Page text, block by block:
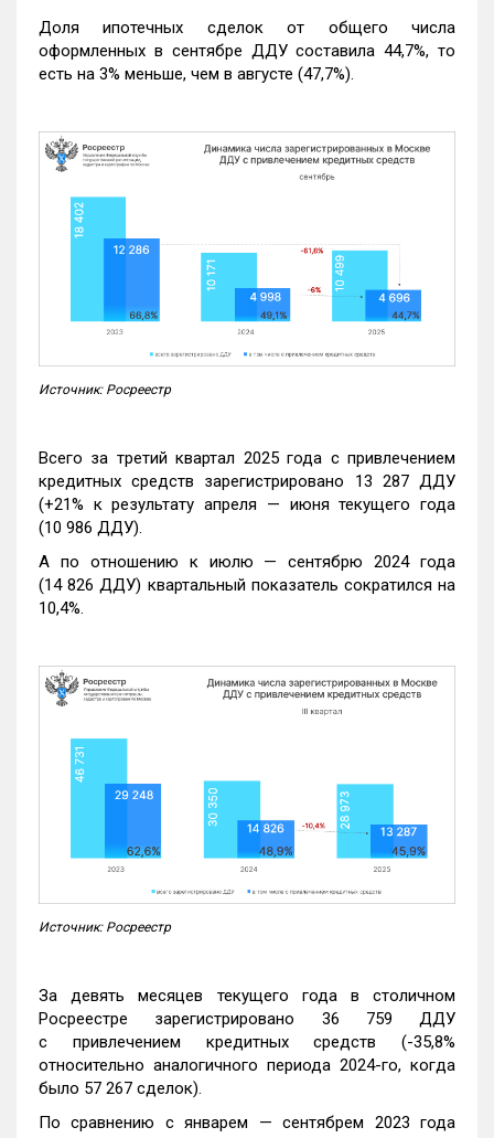
Доля ипотечных сделок от общего числа
оформленных в сентябре ДДУ составила 44,7%, то
есть на 3% меньше, чем в августе (47,7%).
Источник: Росреестр
Всего за третий квартал 2025 года с привлечением
кредитных средств зарегистрировано 13 287 ДДУ
(+21% к результату апреля — июня текущего года
(10 986 ДДУ).
А по отношению к июлю — сентябрю 2024 года
(14 826 ДДУ) квартальный показатель сократился на
10,4%.
Источник: Росреестр
За девять месяцев текущего года в столичном
Росреестре зарегистрировано 36 759 ДДУ
с привлечением кредитных средств (-35,8%
относительно аналогичного периода 2024-го, когда
было 57 267 сделок).
По сравнению с январем — сентябрем 2023 года